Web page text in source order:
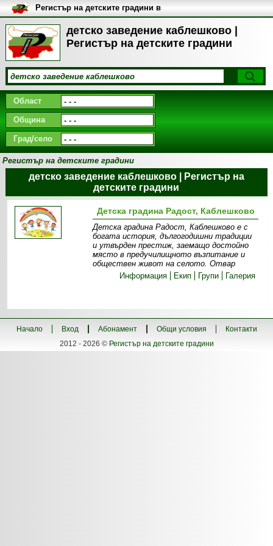
детско заведение каблешково |
Регистър на детските градини
Регистър на детските градини в
България
Област
Община
Град/село
Регистър на детските градини
детско заведение каблешково | Регистър на
детските градини
Детска градина Радост, Каблешково
Детска градина Радост, Каблешково е с
богата история, дългогодишни традиции
и утвърден престиж, заемащо достойно
място в предучилищното възпитание и
обществен живот на селото. Отвар
Информация
Екип Групи Галерия
Начало Вход Абонамент Общи условия
Контакти
2012 - 2026 © Регистър на детските градини